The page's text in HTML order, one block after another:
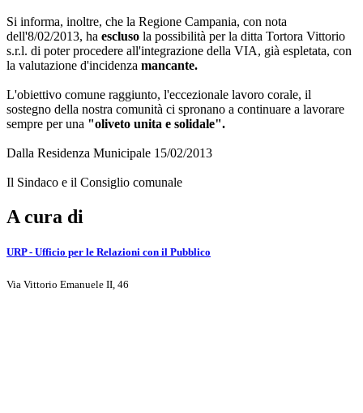
Si informa, inoltre, che la Regione Campania, con nota
dell'8/02/2013, ha escluso la possibilità per la ditta Tortora Vittorio
s.r.l. di poter procedere all'integrazione della VIA, già espletata, con
la valutazione d'incidenza mancante.
L'obiettivo comune raggiunto, l'eccezionale lavoro corale, il
sostegno della nostra comunità ci spronano a continuare a lavorare
sempre per una "oliveto unita e solidale".
Dalla Residenza Municipale 15/02/2013
Il Sindaco e il Consiglio comunale
A cura di
URP - Ufficio per le Relazioni con il Pubblico
Via Vittorio Emanuele II, 46